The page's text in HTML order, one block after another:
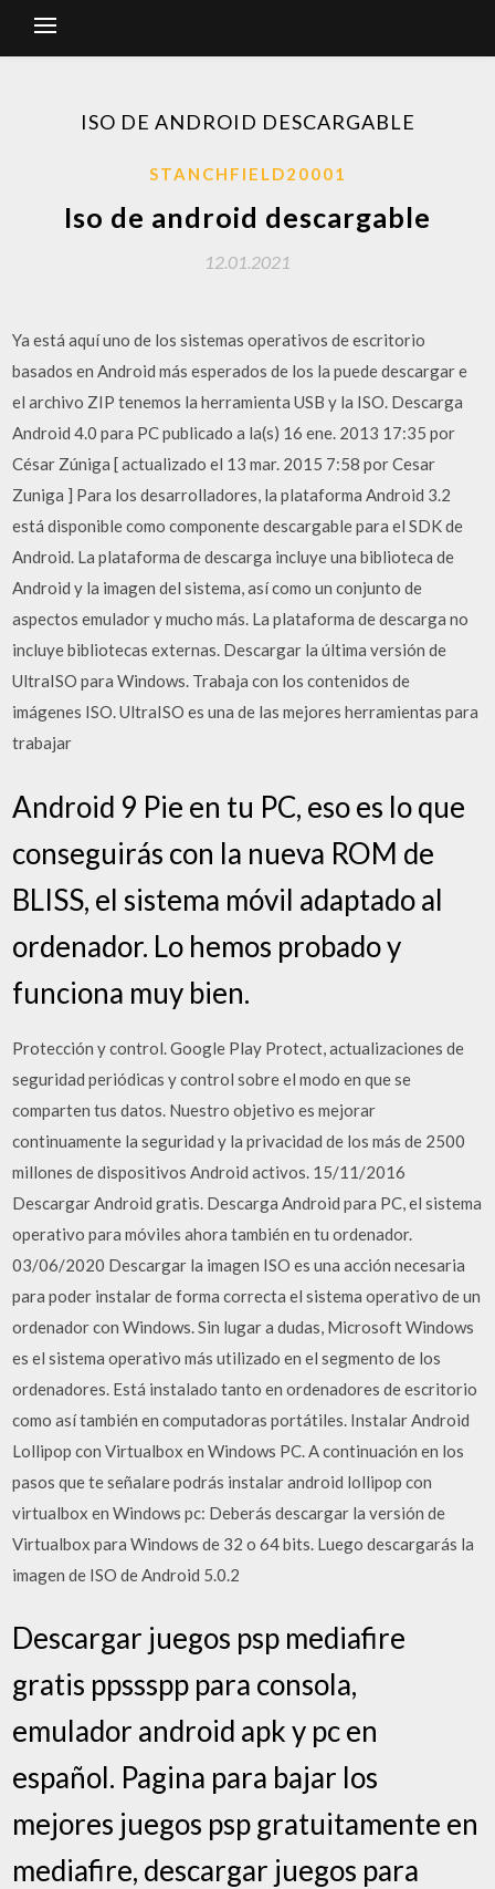
ISO DE ANDROID DESCARGABLE
STANCHFIELD20001
Iso de android descargable
12.01.2021
Ya está aquí uno de los sistemas operativos de escritorio
basados en Android más esperados de los la puede descargar e
el archivo ZIP tenemos la herramienta USB y la ISO. Descarga
Android 4.0 para PC publicado a la‎(s)‎ 16 ene. 2013 17:35 por
César Zúniga [ actualizado el 13 mar. 2015 7:58 por Cesar
Zuniga ] Para los desarrolladores, la plataforma Android 3.2
está disponible como componente descargable para el SDK de
Android. La plataforma de descarga incluye una biblioteca de
Android y la imagen del sistema, así como un conjunto de
aspectos emulador y mucho más. La plataforma de descarga no
incluye bibliotecas externas. Descargar la última versión de
UltraISO para Windows. Trabaja con los contenidos de
imágenes ISO. UltraISO es una de las mejores herramientas para
trabajar
Android 9 Pie en tu PC, eso es lo que
conseguirás con la nueva ROM de
BLISS, el sistema móvil adaptado al
ordenador. Lo hemos probado y
funciona muy bien.
Protección y control. Google Play Protect, actualizaciones de
seguridad periódicas y control sobre el modo en que se
comparten tus datos. Nuestro objetivo es mejorar
continuamente la seguridad y la privacidad de los más de 2500
millones de dispositivos Android activos. 15/11/2016
Descargar Android gratis. Descarga Android para PC, el sistema
operativo para móviles ahora también en tu ordenador.
03/06/2020 Descargar la imagen ISO es una acción necesaria
para poder instalar de forma correcta el sistema operativo de un
ordenador con Windows. Sin lugar a dudas, Microsoft Windows
es el sistema operativo más utilizado en el segmento de los
ordenadores. Está instalado tanto en ordenadores de escritorio
como así también en computadoras portátiles. Instalar Android
Lollipop con Virtualbox en Windows PC. A continuación en los
pasos que te señalare podrás instalar android lollipop con
virtualbox en Windows pc: Deberás descargar la versión de
Virtualbox para Windows de 32 o 64 bits. Luego descargarás la
imagen de ISO de Android 5.0.2
Descargar juegos psp mediafire
gratis ppssspp para consola,
emulador android apk y pc en
español. Pagina para bajar los
mejores juegos psp gratuitamente en
mediafire, descargar juegos para